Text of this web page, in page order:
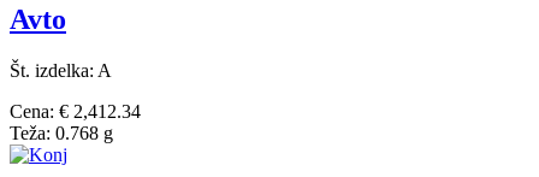
Avto
Št. izdelka: A
Cena: € 2,412.34
Teža: 0.768 g